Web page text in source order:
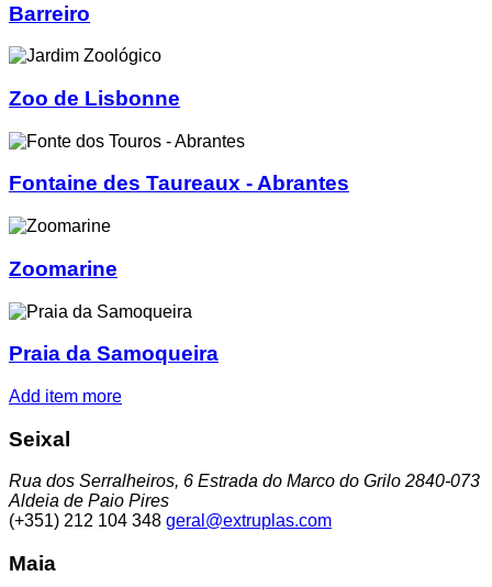
Barreiro
Zoo de Lisbonne
Fontaine des Taureaux - Abrantes
Zoomarine
Praia da Samoqueira
Add item more
Seixal
Rua dos Serralheiros, 6 Estrada do Marco do Grilo 2840-073
Aldeia de Paio Pires
(+351) 212 104 348 geral@extruplas.com
Maia